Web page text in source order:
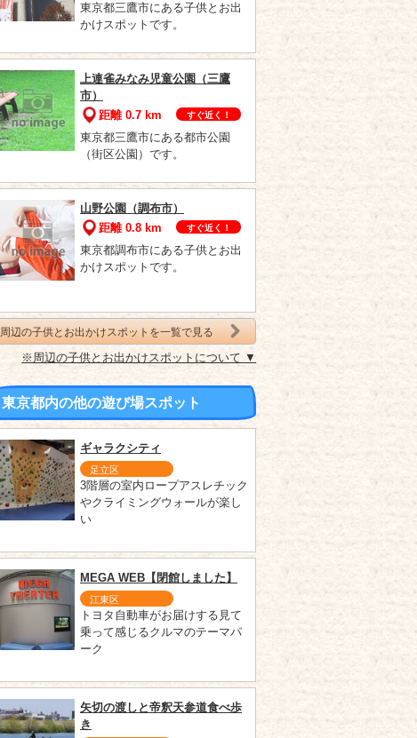
東京都三鷹市にある子供とお出
かけスポットです。
上連雀みなみ児童公園（三鷹
市）
距離 0.7 km
すぐ近く！
東京都三鷹市にある都市公園
（街区公園）です。
山野公園（調布市）
距離 0.8 km
すぐ近く！
東京都調布市にある子供とお出
かけスポットです。
周辺の子供とお出かけスポットを一覧で見る
※周辺の子供とお出かけスポットについて ▼
東京都内の他の遊び場スポット
ギャラクシティ
足立区
3階層の室内ロープアスレチック
やクライミングウォールが楽し
い
MEGA WEB【閉館しました】
江東区
トヨタ自動車がお届けする見て
乗って感じるクルマのテーマパ
ーク
矢切の渡しと帝釈天参道食べ歩
き